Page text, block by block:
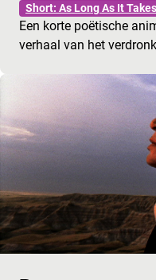
Short: As Long As It Takes
Een korte poëtische
verhaal van het